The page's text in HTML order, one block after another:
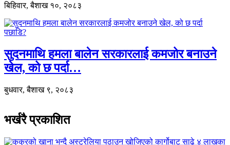
बिहिवार, बैशाख १०, २०८३
सुदनमाथि हमला बालेन सरकारलाई कमजोर बनाउने
खेल, को छ पर्दा…
बुधवार, बैशाख ९, २०८३
भर्खरै प्रकाशित